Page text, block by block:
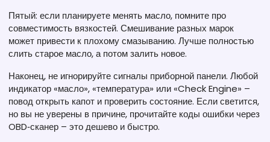
Пятый: если планируете менять масло, помните про
совместимость вязкостей. Смешивание разных марок
может привести к плохому смазыванию. Лучше полностью
слить старое масло, а потом залить новое.
Наконец, не игнорируйте сигналы приборной панели. Любой
индикатор «масло», «температура» или «Check Engine» –
повод открыть капот и проверить состояние. Если светится,
но вы не уверены в причине, прочитайте коды ошибки через
OBD‑сканер – это дешево и быстро.